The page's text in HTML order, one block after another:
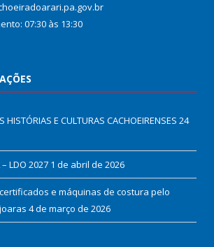
07:30 às 13:30
HISTÓRIAS E CULTURAS CACHOEIRENSES 24
– LDO 2027 1 de abril de 2026
e máquinas de costura pelo
4 de março de 2026